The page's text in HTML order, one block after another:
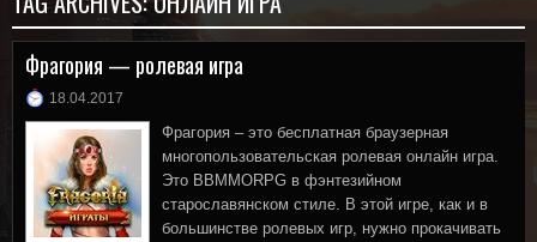
Фрагория — ролевая игра
18.04.2017
Фрагория – это бесплатная браузерная
многопользовательская ролевая онлайн игра.
Это BBMMORPG в фэнтезийном
старославянском стиле. В этой игре, как и в
большинстве ролевых игр, нужно прокачивать